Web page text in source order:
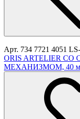
Арт. 734 7721 4051
ORIS ARTELIER
МЕХАНИЗМОМ, 40